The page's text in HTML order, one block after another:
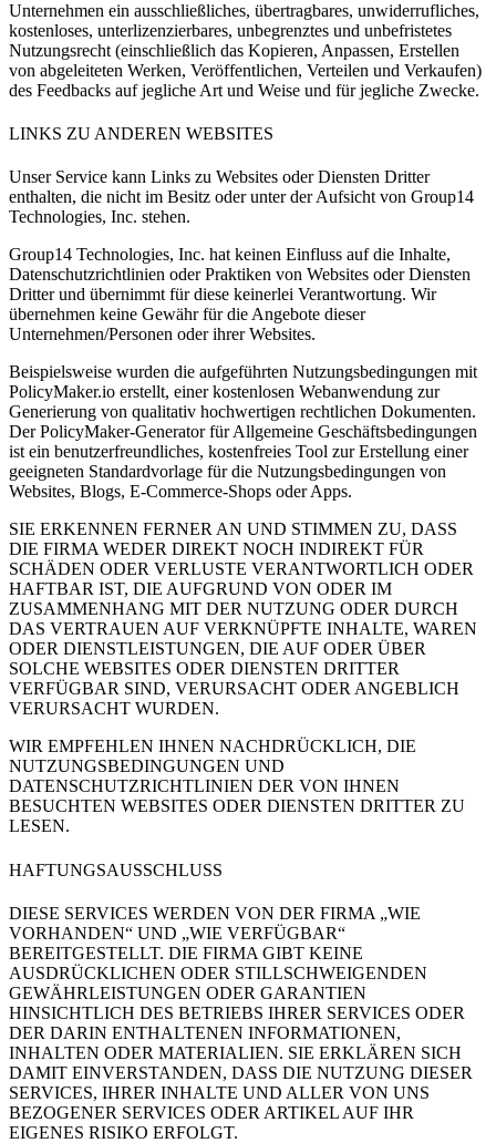
Unternehmen ein ausschließliches, übertragbares, unwiderrufliches,
kostenloses, unterlizenzierbares, unbegrenztes und unbefristetes
Nutzungsrecht (einschließlich das Kopieren, Anpassen, Erstellen
von abgeleiteten Werken, Veröffentlichen, Verteilen und Verkaufen)
des Feedbacks auf jegliche Art und Weise und für jegliche Zwecke.
LINKS ZU ANDEREN WEBSITES
Unser Service kann Links zu Websites oder Diensten Dritter
enthalten, die nicht im Besitz oder unter der Aufsicht von Group14
Technologies, Inc. stehen.
Group14 Technologies, Inc. hat keinen Einfluss auf die Inhalte,
Datenschutzrichtlinien oder Praktiken von Websites oder Diensten
Dritter und übernimmt für diese keinerlei Verantwortung. Wir
übernehmen keine Gewähr für die Angebote dieser
Unternehmen/Personen oder ihrer Websites.
Beispielsweise wurden die aufgeführten Nutzungsbedingungen mit
PolicyMaker.io erstellt, einer kostenlosen Webanwendung zur
Generierung von qualitativ hochwertigen rechtlichen Dokumenten.
DerPolicyMaker-Generatorfür Allgemeine Geschäftsbedingungen
ist ein benutzerfreundliches, kostenfreies Tool zur Erstellung einer
geeigneten Standardvorlage für die Nutzungsbedingungen von
Websites, Blogs, E-Commerce-Shops oder Apps.
SIE ERKENNEN FERNER AN UND STIMMEN ZU, DASS
DIE FIRMA WEDER DIREKT NOCH INDIREKT FÜR
SCHÄDEN ODER VERLUSTE VERANTWORTLICH ODER
HAFTBAR IST, DIE AUFGRUND VON ODER IM
ZUSAMMENHANG MIT DER NUTZUNG ODER DURCH
DAS VERTRAUEN AUF VERKNÜPFTE INHALTE, WAREN
ODER DIENSTLEISTUNGEN, DIE AUF ODER ÜBER
SOLCHE WEBSITES ODER DIENSTEN DRITTER
VERFÜGBAR SIND, VERURSACHT ODER ANGEBLICH
VERURSACHT WURDEN.
WIR EMPFEHLEN IHNEN NACHDRÜCKLICH, DIE
NUTZUNGSBEDINGUNGEN UND
DATENSCHUTZRICHTLINIEN DER VON IHNEN
BESUCHTEN WEBSITES ODER DIENSTEN DRITTER ZU
LESEN.
HAFTUNGSAUSSCHLUSS
DIESE SERVICES WERDEN VON DER FIRMA „WIE
VORHANDEN“ UND „WIE VERFÜGBAR“
BEREITGESTELLT. DIE FIRMA GIBT KEINE
AUSDRÜCKLICHEN ODER STILLSCHWEIGENDEN
GEWÄHRLEISTUNGEN ODER GARANTIEN
HINSICHTLICH DES BETRIEBS IHRER SERVICES ODER
DER DARIN ENTHALTENEN INFORMATIONEN,
INHALTEN ODER MATERIALIEN. SIE ERKLÄREN SICH
DAMIT EINVERSTANDEN, DASS DIE NUTZUNG DIESER
SERVICES, IHRER INHALTE UND ALLER VON UNS
BEZOGENER SERVICES ODER ARTIKEL AUF IHR
EIGENES RISIKO ERFOLGT.